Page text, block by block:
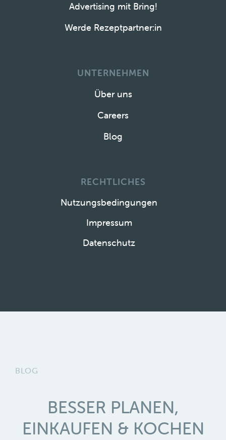
Advertising mit Bring!
Werde Rezeptpartner:in
UNTERNEHMEN
Über uns
Careers
Blog
RECHTLICHES
Nutzungsbedingungen
Impressum
Datenschutz
BLOG
BESSER PLANEN,
EINKAUFEN & KOCHEN